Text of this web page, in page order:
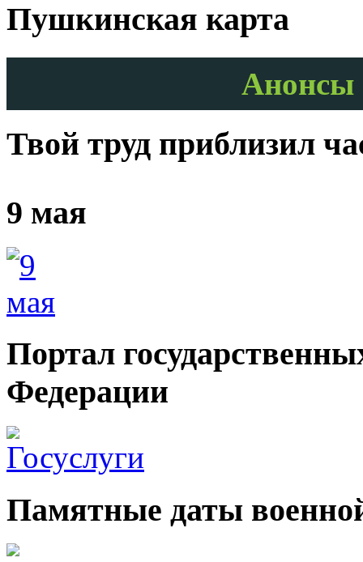
Пушкинская карта
Анонсы
Твой труд приблизил
9 мая
Портал
Федерации
Памятные даты